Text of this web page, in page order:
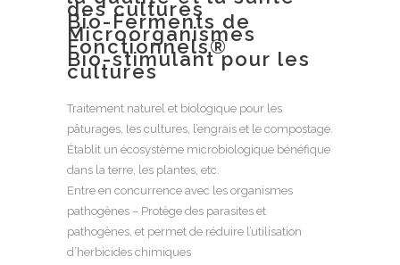
des cultures
Bio-Ferments de
Microorganismes
Fonctionnels®
Bio-stimulant pour les
cultures
Traitement naturel et biologique pour les
pâturages, les cultures, l’engrais et le compostage.
Établit un écosystème microbiologique bénéfique
dans la terre, les plantes, etc.
Entre en concurrence avec les organismes
pathogènes – Protège des parasites et
pathogènes, et permet de réduire l’utilisation
d’herbicides chimiques